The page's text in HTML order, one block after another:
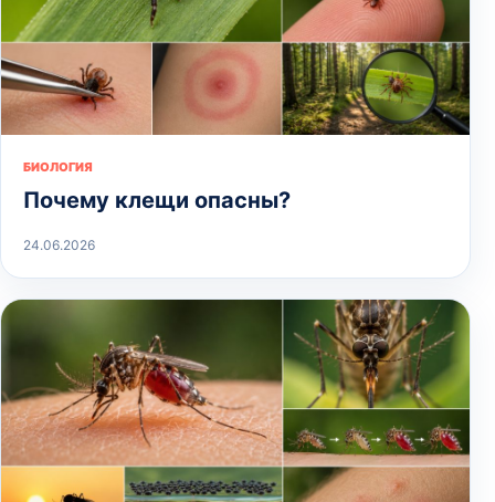
БИОЛОГИЯ
Почему клещи опасны?
24.06.2026